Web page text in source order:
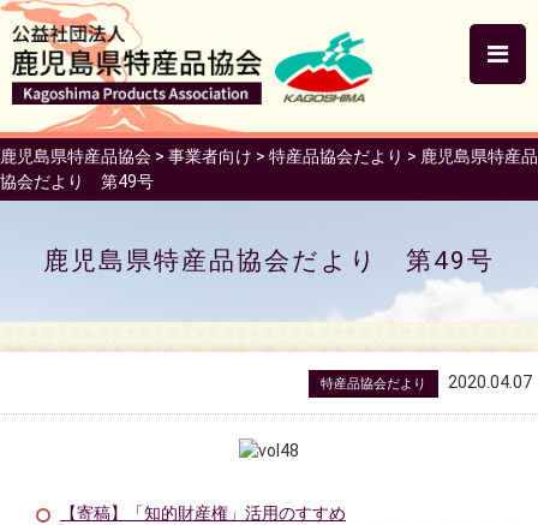
鹿児島県特産品協会 > 事業者向け > 特産品協会だより > 鹿児島県特産品
協会だより 第49号
鹿児島県特産品協会だより 第49号
特産品協会だより 2020.04.07
【寄稿】「知的財産権」活用のすすめ